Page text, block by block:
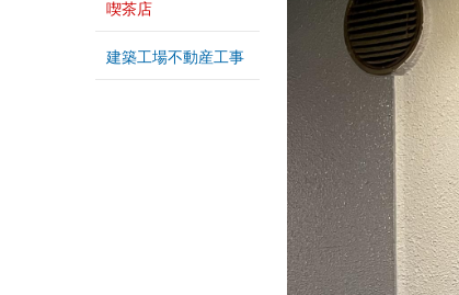
喫茶店
建築工場不動産工事